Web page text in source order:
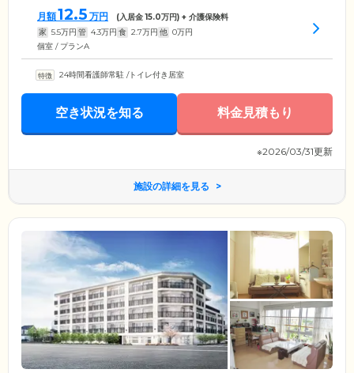
月額12.5 万円 (入居金15.0万円) + 介護保険料
家 5.5万円 管 4.3万円 食 2.7万円 他 0万円
個室 / プランA
24時間看護師常駐 /トイレ付き居室
空き状況を知る 料金見積もり
※2026/03/31更新
施設の詳細を見る